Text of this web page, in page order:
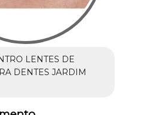
LENTES DE
DENTES JARDIM